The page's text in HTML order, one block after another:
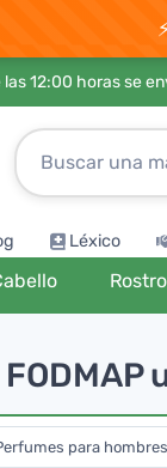
12:00 horas se
Léxico
Rostro
para hombres